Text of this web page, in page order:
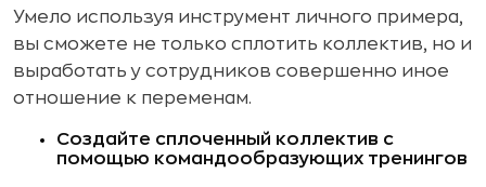
Умело используя инструмент личного примера,
вы сможете не только сплотить коллектив, но и
выработать у сотрудников совершенно иное
отношение к переменам.
Создайте сплоченный коллектив с
помощью командообразующих тренингов